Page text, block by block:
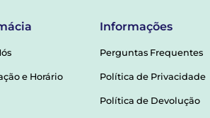
e Horário
Informações
Perguntas Frequentes
Política de Privacidade
Política de Devolução